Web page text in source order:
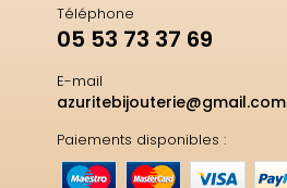
Téléphone
05 53 73 37 69
E-mail
azuritebijouterie@gmail.com
Paiements disponibles :